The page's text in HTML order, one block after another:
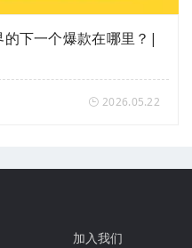
下一个爆款在哪里？|
2026.05.22
加入我们